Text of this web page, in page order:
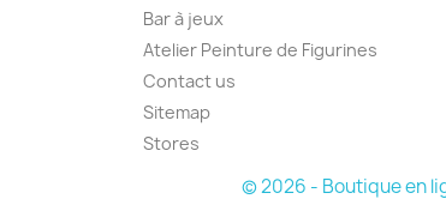
Bar à jeux
Atelier Peinture de Figurines
Contact us
Sitemap
Stores
Créer une liste
Nom de la liste d'envies
© 2026 - Boutique en